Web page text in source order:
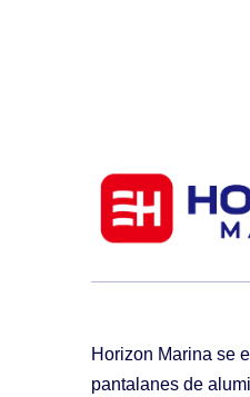
Horizon Marina se
pantalanes de